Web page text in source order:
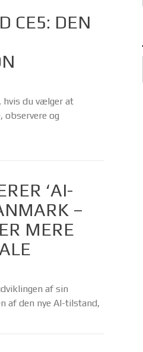
CE5: DEN
hvis du vælger at
observere og
‘AI-
–
MERE
af sin
af den nye AI-tilstand,